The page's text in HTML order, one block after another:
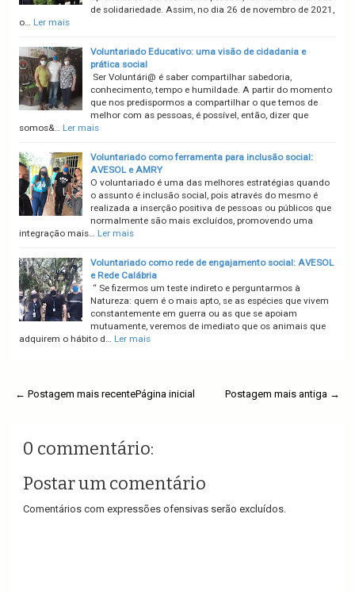
de solidariedade. Assim, no dia 26 de novembro de 2021,
o… Ler mais
Voluntariado Educativo: uma visão de cidadania e
prática social
Ser Voluntári@ é saber compartilhar sabedoria,
conhecimento, tempo e humildade. A partir do momento
que nos predispormos a compartilhar o que temos de
melhor com as pessoas, é possível, então, dizer que
somos&… Ler mais
Voluntariado como ferramenta para inclusão social:
AVESOL e AMRY
O voluntariado é uma das melhores estratégias quando
o assunto é inclusão social, pois através do mesmo é
realizada a inserção positiva de pessoas ou públicos que
normalmente são mais excluídos, promovendo uma
integração mais… Ler mais
Voluntariado como rede de engajamento social: AVESOL
e Rede Calábria
“ Se fizermos um teste indireto e perguntarmos à
Natureza: quem é o mais apto, se as espécies que vivem
constantemente em guerra ou as que se apoiam
mutuamente, veremos de imediato que os animais que
adquirem o hábito d… Ler mais
← Postagem mais recente Postagem mais antiga →
Página inicial
0 commentário:
Postar um comentário
Comentários com expressões ofensivas serão excluídos.